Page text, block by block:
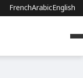
FrenchArabicEnglish